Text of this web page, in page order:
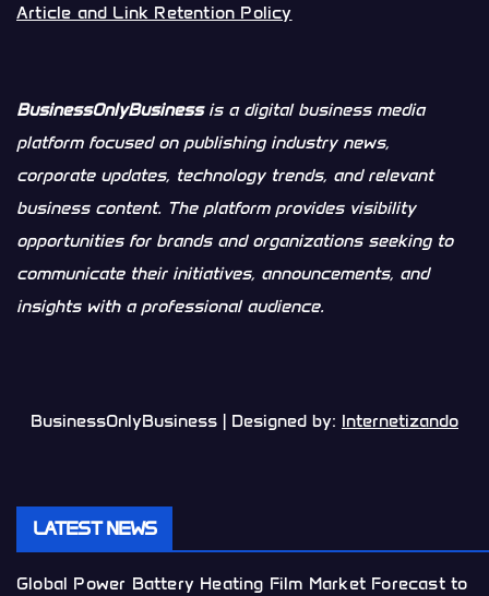
Article and Link Retention Policy
BusinessOnlyBusinessis a digital business media
platform focused on publishing industry news,
corporate updates, technology trends, and relevant
business content. The platform provides visibility
opportunities for brands and organizations seeking to
communicate their initiatives, announcements, and
insights with a professional audience.
BusinessOnlyBusiness | Designed by: Internetizando
LATEST NEWS
Global Power Battery Heating Film Market Forecast to